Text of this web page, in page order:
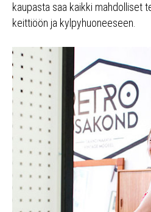
kaupasta saa kaikki mahdolliset
keittiöön ja kylpyhuoneeseen.